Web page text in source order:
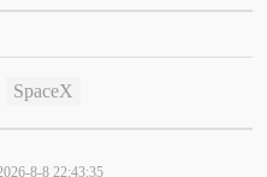
SpaceX
8-8 22:43:35